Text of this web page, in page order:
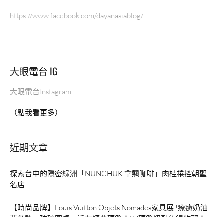
https://www.facebook.com/dayanasiablog/
大眼電台 IG
大眼電台Instagram
（點我看更多）
近期文章
探索台中的隱密綠洲「NUNCHUK 拿翹咖啡」肉桂捲控朝聖
名店
【時尚品牌】Louis Vuitton Objets Nomades家具展 !療癒奶油